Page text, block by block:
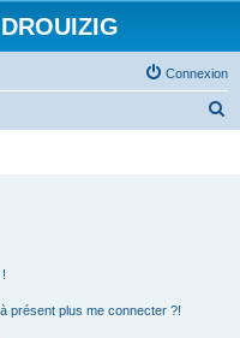
Connexion
présent plus me connecter ?!